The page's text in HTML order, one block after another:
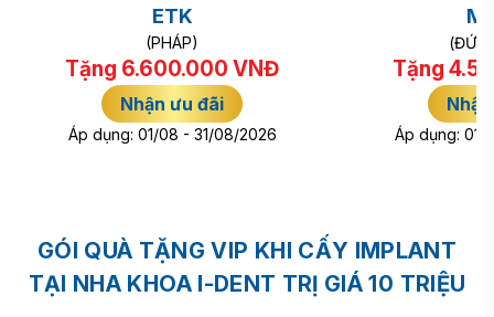
ETK
(PHÁP)
Tặng 6.600.000 VNĐ
Nhận ưu đãi
Áp dụng: 01/08 - 31/08/2026
(ĐỨC/
Tặng
Áp dụng: 01/
GÓI QUÀ TẶNG VIP KHI CẤY IMPLANT
TẠI NHA KHOA I-DENT TRỊ GIÁ 10 TRIỆU